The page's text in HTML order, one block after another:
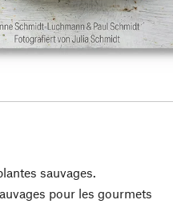
sauvages.
pour les gourmets